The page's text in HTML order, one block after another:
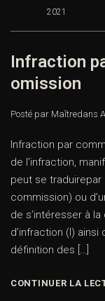
2021
Infraction
omission
Posté par Maîtredans
Infraction par
de l’infraction,
peut se traduirepar
commission) ou
de s’intéresser à
d’infraction (I)
définition des […]
CONTINUER LA